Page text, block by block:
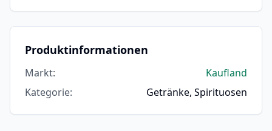
Produktinformationen
Markt:
Kaufland
Kategorie: Getränke, Spirituosen